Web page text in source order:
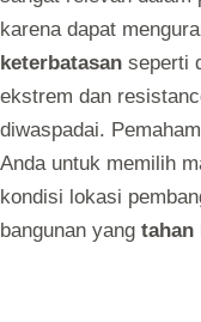
karena dapat
keterbatasan seperti
ekstrem dan
diwaspadai.
Anda untuk memilih
kondisi lokasi
bangunan yang tahan